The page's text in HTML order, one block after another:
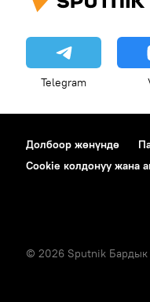
Telegram
Долбоор жөнүндө
Cookie колдонуу жана
© 2026 Sputnik Бардык